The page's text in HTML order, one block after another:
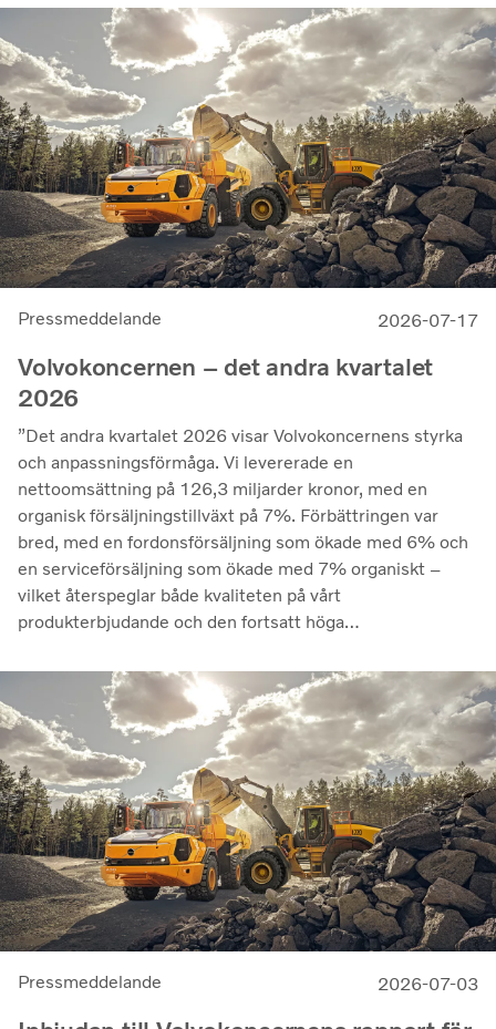
godkännanden erhålls. Genom samarbetet avser parterna
att stärka cellcentrics position som en ledande utvecklare
och producent av bränslecellssystem för tunga
kommersiella tillämpningar.
Pressmeddelande 2026-07-17
Volvokoncernen – det andra kvartalet
2026
”Det andra kvartalet 2026 visar Volvokoncernens styrka
och anpassningsförmåga. Vi levererade en
nettoomsättning på 126,3 miljarder kronor, med en
organisk försäljningstillväxt på 7%. Förbättringen var
bred, med en fordonsförsäljning som ökade med 6% och
en serviceförsäljning som ökade med 7% organiskt –
vilket återspeglar både kvaliteten på vårt
produkterbjudande och den fortsatt höga
marknader. Lönsamheten nådde sin högsta nivå under de
senaste kvartalen. Det justerade rörelseresultatet steg
till 14,8 miljarder kronor (13,5), med en justerad
rörelsemarginal på 11,7%, upp från 11,0% under andra
kvartalet 2025, en utveckling som visar vår förmåga att
generera bra resultat genom konjunkturcykeln”, säger
Martin Lundstedt, vd och koncernchef.
Pressmeddelande 2026-07-03